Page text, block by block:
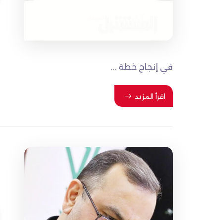
في إنجاح خطة ...
اقرأ المزيد